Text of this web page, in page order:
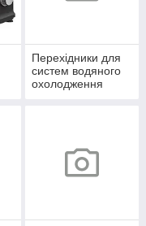
Перехідники для
систем водяного
охолодження